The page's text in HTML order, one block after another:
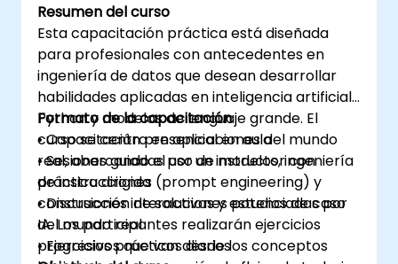
Resumen del curso
Esta capacitación práctica está diseñada
para profesionales con antecedentes en
ingeniería de datos que desean desarrollar
habilidades aplicadas en inteligencia artificial,
Python y modelos de lenguaje grande. El
curso se centra en aplicaciones del mundo
real, abarcando el uso de modelos, ingeniería
de instrucciones (prompt engineering) y
construcción de soluciones potenciadas por
IA. Los participantes realizarán ejercicios
progresivos que van desde los conceptos
Formato de la capacitación
• Capacitación presencial en aula
• Sesiones guiadas por un instructor con
práctica dirigida
• Discusiones interactivas y estudios de caso
del mundo real
• Ejercicios prácticos diarios